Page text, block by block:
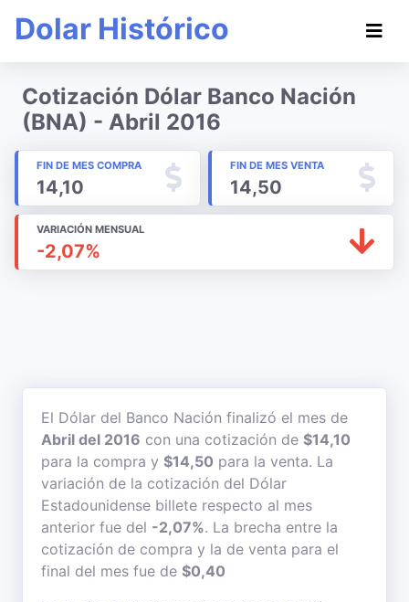
Dolar Histórico
Cotización Dólar Banco Nación
(BNA) - Abril 2016
FIN DE MES COMPRA
14,10
FIN DE MES VENTA
14,50
VARIACIÓN MENSUAL
-2,07%
El Dólar del Banco Nación finalizó el mes de
Abril del 2016 con una cotización de $14,10
para la compra y $14,50 para la venta. La
variación de la cotización del Dólar
Estadounidense billete respecto al mes
anterior fue del -2,07%. La brecha entre la
cotización de compra y la de venta para el
final del mes fue de $0,40